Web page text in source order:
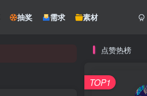
抽奖 需求 素材
点赞热榜
TOP1